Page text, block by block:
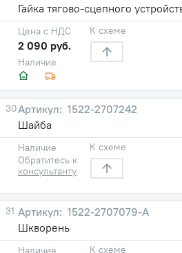
Гайка тягово-сцепного
Наличие
Цена с НДС
2 090 руб.
К схеме
30
1522-2707242
Шайба
Наличие
Обратитесь к
консультанту
К схеме
31
1522-2707079-А
Шкворень
Наличие
К схеме